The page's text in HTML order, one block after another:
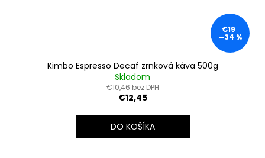
€19
–34 %
Kimbo Espresso Decaf zrnková káva 500g
Skladom
€10,46 bez DPH
€12,45
DO KOŠÍKA